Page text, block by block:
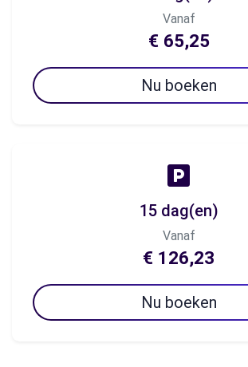
Vanaf
€ 65,25
Nu boeken
15 dag(en)
Vanaf
€ 126,23
Nu boeken